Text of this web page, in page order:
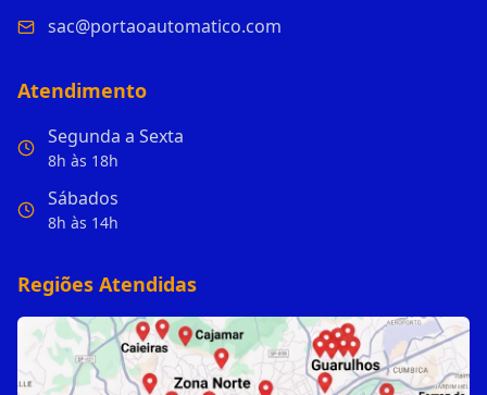
sac@portaoautomatico.com
Atendimento
Segunda a Sexta
8h às 18h
Sábados
8h às 14h
Regiões Atendidas